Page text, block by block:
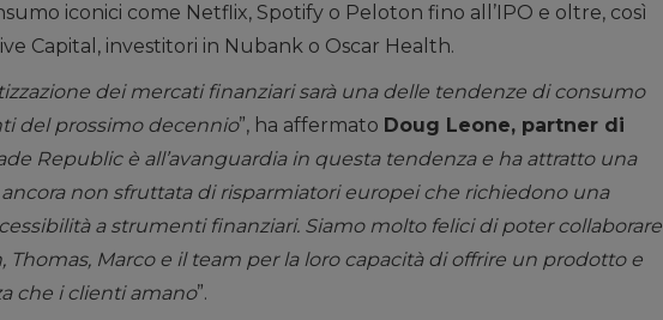
iconici come Netflix, Spotify o Peloton fino all’IPO e oltre, così
Capital, investitori in Nubank o Oscar Health.
dei mercati finanziari sarà una delle tendenze di consumo
del prossimo decennio”, ha affermato Doug Leone, partner di
Republic è all’avanguardia in questa tendenza e ha attratto una
non sfruttata di risparmiatori europei che richiedono una
a strumenti finanziari. Siamo molto felici di poter collaborare
Thomas, Marco e il team per la loro capacità di offrire un prodotto e
che i clienti amano”.